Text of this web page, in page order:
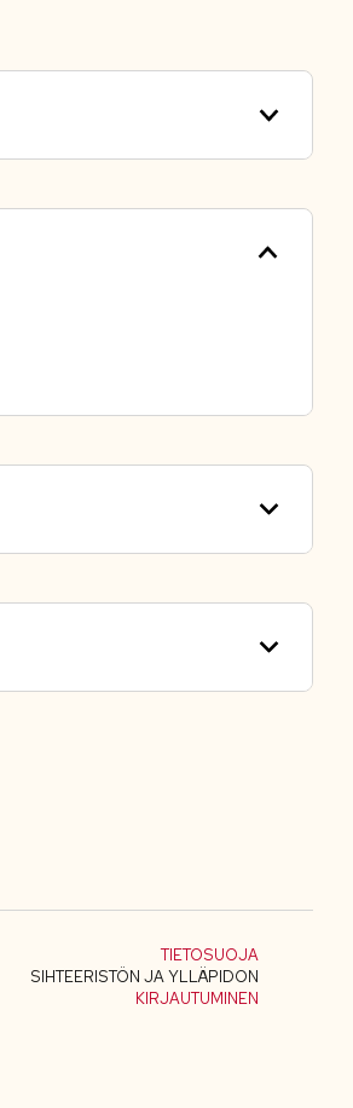
TIETOSUOJA
SIHTEERISTÖN JA YLLÄPIDON
KIRJAUTUMINEN